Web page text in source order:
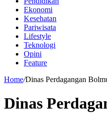
Ekonomi
Kesehatan
Pariwisata
Lifestyle
Teknologi
Opini
Feature
Home/Dinas Perdagangan
Dinas